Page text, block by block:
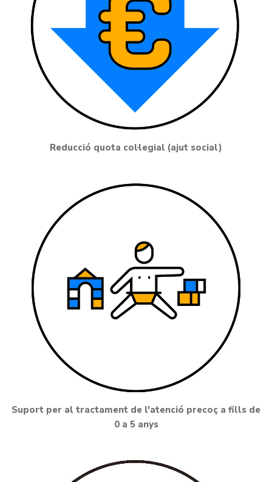
Reducció quota col·legial (ajut social)
Suport per al tractament de l'atenció precoç a fills de
0 a 5 anys